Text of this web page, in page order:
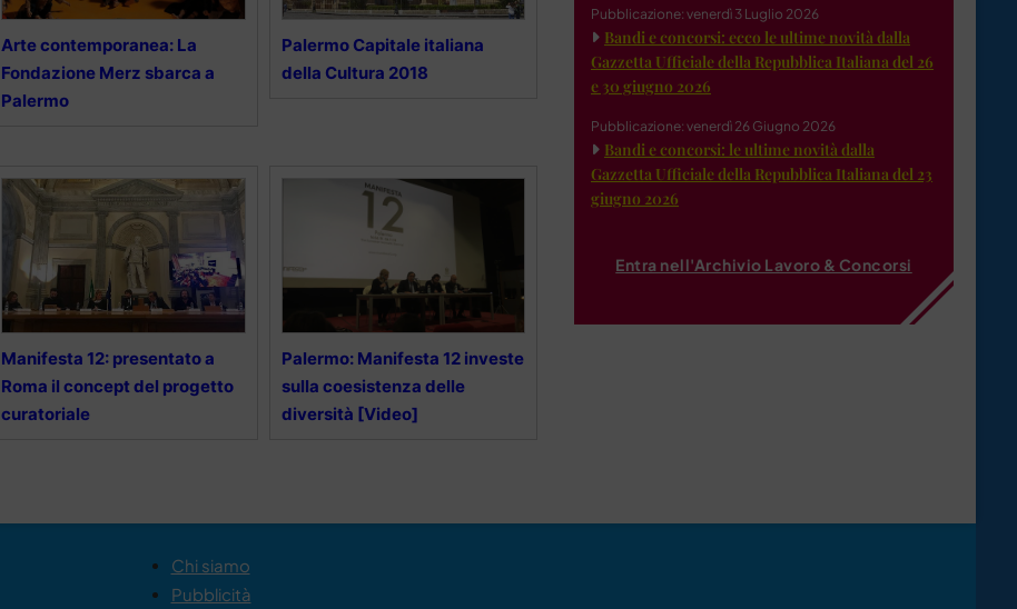
Arte contemporanea: La
Fondazione Merz sbarca a
Palermo
Palermo Capitale italiana
della Cultura 2018
Manifesta 12: presentato a
Roma il concept del progetto
curatoriale
Palermo: Manifesta 12 investe
sulla coesistenza delle
diversità [Video]
Pubblicazione: venerdì 3 Luglio 2026
Bandi e concorsi: ecco le ultime novità dalla
Gazzetta Ufficiale della Repubblica Italiana del 26
e 30 giugno 2026
Pubblicazione: venerdì 26 Giugno 2026
Bandi e concorsi: le ultime novità dalla
Gazzetta Ufficiale della Repubblica Italiana del 23
giugno 2026
Entra nell'Archivio Lavoro & Concorsi
Chi siamo
Pubblicità